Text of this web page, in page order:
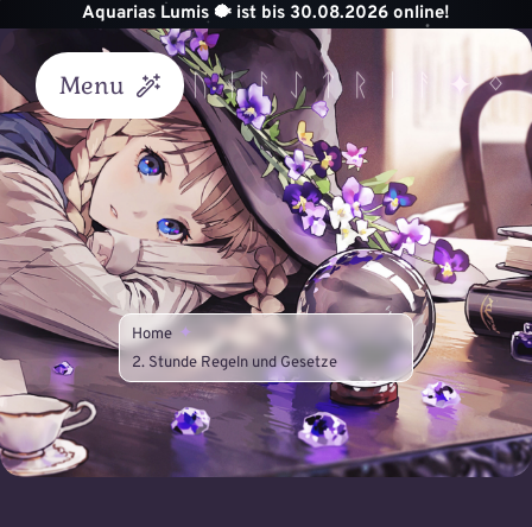
springen
Aquarias Lumis 🐡 ist bis 30.08.2026 online!
Menu
Start
Akademie
Unterricht
Helvik
Königreich
Astraea
Home
2. Stunde Regeln und Gesetze